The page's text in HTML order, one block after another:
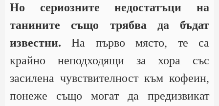
Но сериозните недостатъци на
танините също трябва да бъдат
известни. На първо място, те са
крайно неподходящи за хора със
засилена чувствителност към кофеин,
понеже също могат да предизвикат